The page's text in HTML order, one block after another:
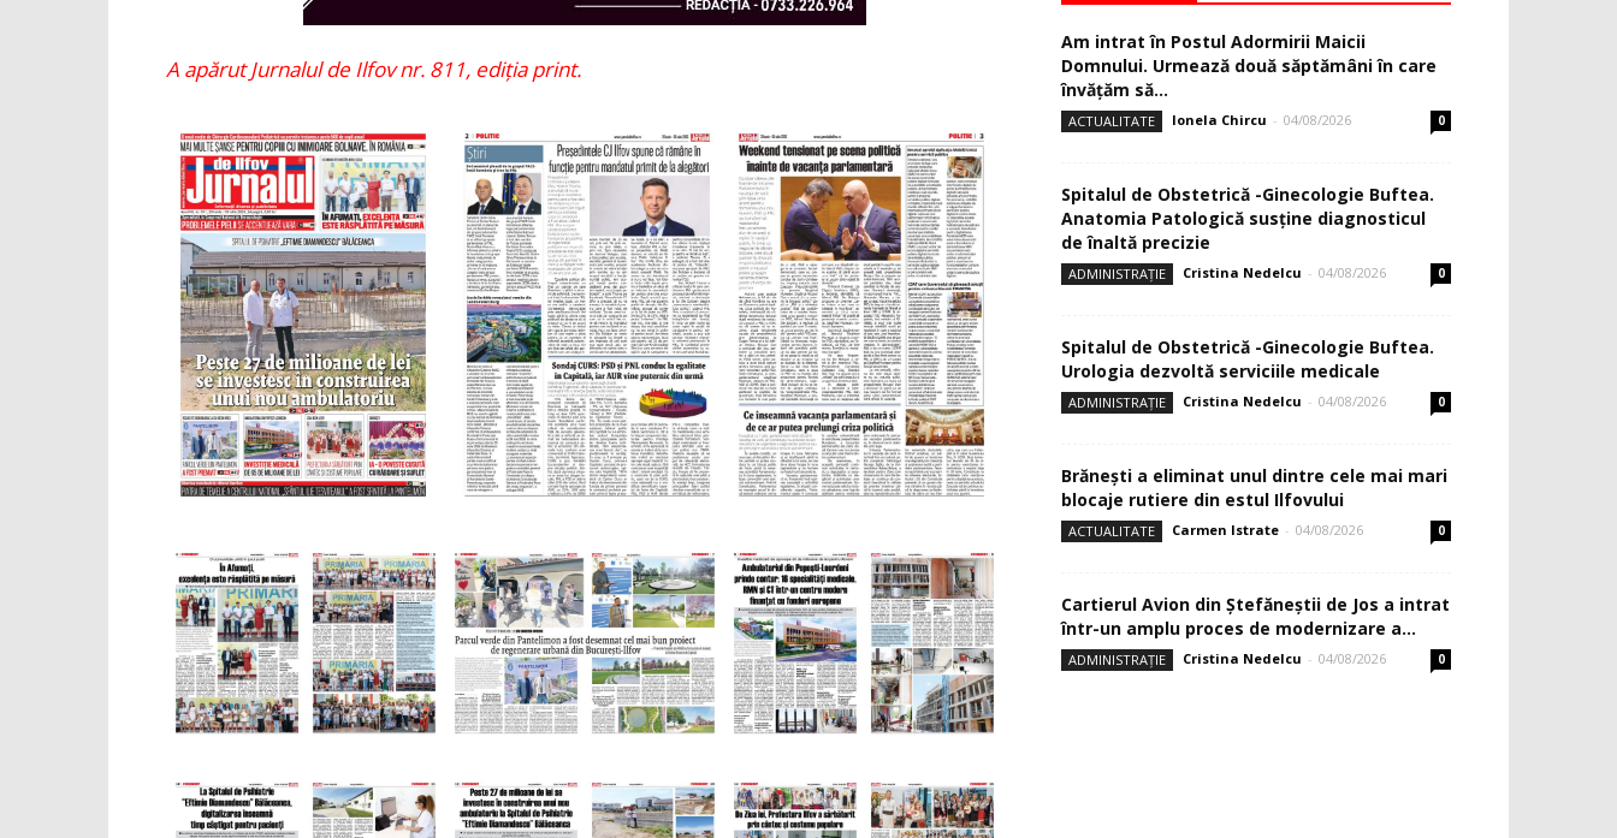
A apărut Jurnalul de Ilfov nr. 811, ediția print.
Am intrat în Postul Adormirii Maicii
Domnului. Urmează două săptămâni în care
învăţăm să...
ACTUALITATE Ionela Chircu - 04/08/2026 0
Spitalul de Obstetrică -Ginecologie Buftea.
Anatomia Patologică susţine diagnosticul
de înaltă precizie
ADMINISTRAȚIE Cristina Nedelcu - 04/08/2026 0
Spitalul de Obstetrică -Ginecologie Buftea.
Urologia dezvoltă serviciile medicale
ADMINISTRAȚIE Cristina Nedelcu - 04/08/2026 0
Brănești a eliminat unul dintre cele mai mari
blocaje rutiere din estul Ilfovului
ACTUALITATE Carmen Istrate - 04/08/2026 0
Cartierul Avion din Ştefăneştii de Jos a intrat
într-un amplu proces de modernizare a...
ADMINISTRAȚIE Cristina Nedelcu - 04/08/2026 0